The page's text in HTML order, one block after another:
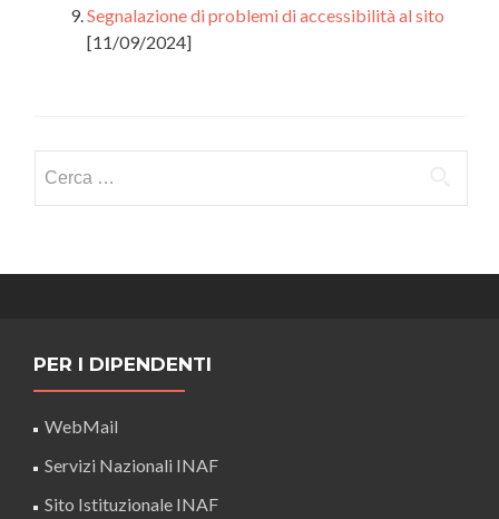
Segnalazione di problemi di accessibilità al sito
[11/09/2024]
per:
PER I DIPENDENTI
WebMail
Servizi Nazionali INAF
Sito Istituzionale INAF